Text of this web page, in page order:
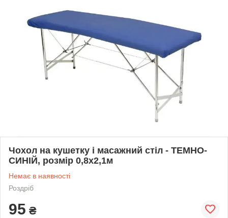
Чохол на кушетку і масажний стіл - ТЕМНО-
СИНІЙ, розмір 0,8х2,1м
Немає в наявності
Роздріб
95 ₴